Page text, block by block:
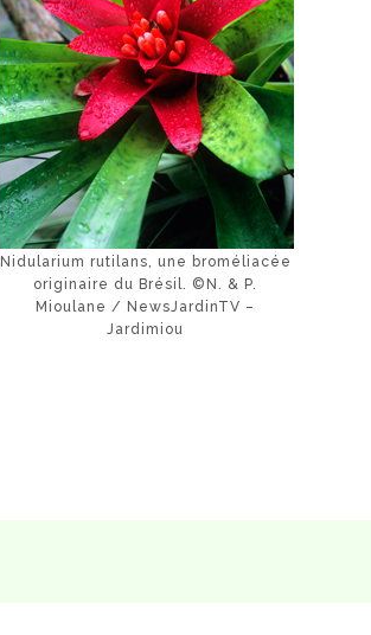
Nidularium rutilans, une broméliacée
originaire du Brésil. ©N. & P.
Mioulane / NewsJardinTV –
Jardimiou